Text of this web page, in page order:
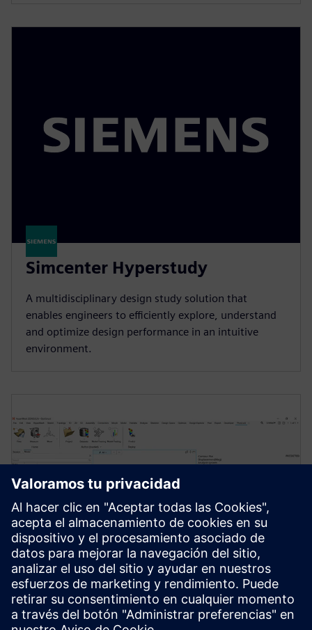
Simcenter Hyperstudy
A multidisciplinary design study solution that
enables engineers to efficiently explore, understand
and optimize design performance in an intuitive
environment.